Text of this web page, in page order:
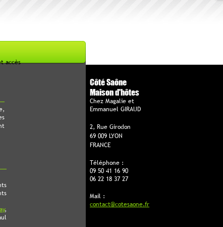
accès
Côté Saône
Maison d'hôtes
Chez Magalie et
Emmanuel GIRAUD
2, Rue Girodon
69 009 LYON
FRANCE
Téléphone :
09 50 41 16 90
06 22 18 37 27
Mail :
contact@cotesaone.fr
,